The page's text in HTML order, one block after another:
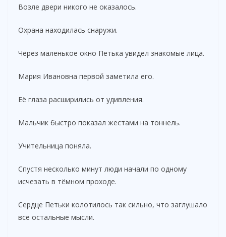
Возле двери никого не оказалось.
Охрана находилась снаружи.
Через маленькое окно Петька увидел знакомые лица.
Мария Ивановна первой заметила его.
Её глаза расширились от удивления.
Мальчик быстро показал жестами на тоннель.
Учительница поняла.
Спустя несколько минут люди начали по одному
исчезать в тёмном проходе.
Сердце Петьки колотилось так сильно, что заглушало
все остальные мысли.